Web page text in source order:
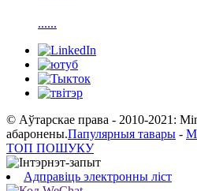
......
© Аўтарскае права - 2010-2021:
абаронены.Папулярныя тавары -
ТОП ПОШУКУ
Адправіць электронны ліст